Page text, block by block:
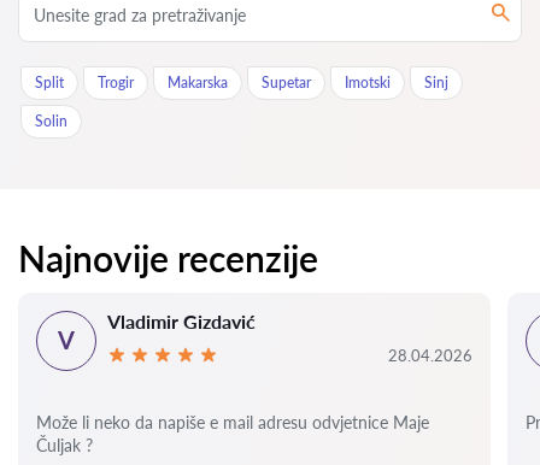
Split Trogir Makarska Supetar Imotski Sinj
Solin
Najnovije recenzije
V
Vladimir Gizdavić
28.04.2026
Može li neko da napiše e mail adresu odvjetnice Maje
Čuljak ?